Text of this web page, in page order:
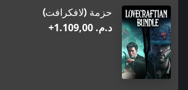
حزمة (لافكرافت)
د.م.‏ 1.109,00+